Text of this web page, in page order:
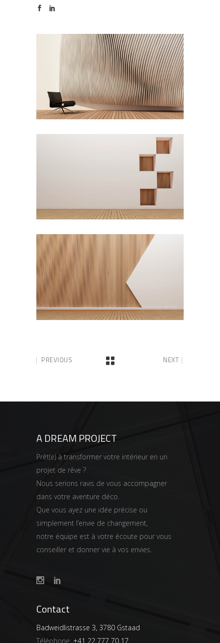
PREVIOUS NEXT
A DREAM PROJECT
Prêt(e) à transformer votre intérieur en un
projet de rêve ?
Nous serions ravis de vous accompagner
dans votre aventure déco.
Que vous ayez une idée précise ou
simplement l’envie de changement,
notre équipe est à votre écoute pour vous
conseiller et donner vie à vos envies.
Contact
Badweidlistrasse 3, 3780 Gstaad
Téléphone: +41 22 777 70 17